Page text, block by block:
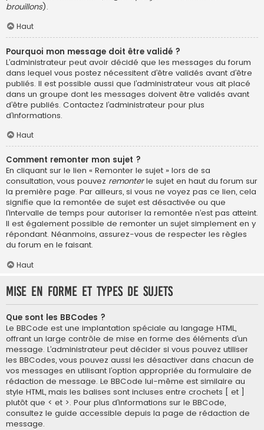
brouillons).
Haut
Pourquoi mon message doit être validé ?
L’administrateur peut avoir décidé que les messages du forum
dans lequel vous postez nécessitent d’être validés avant d’être
publiés. Il est possible aussi que l’administrateur vous ait placé
dans un groupe dont les messages doivent être validés avant
d’être publiés. Contactez l’administrateur pour plus
d’informations.
Haut
Comment remonter mon sujet ?
En cliquant sur le lien « Remonter le sujet » lors de sa
consultation, vous pouvez remonterle sujet en haut du forum sur
la première page. Par ailleurs, si vous ne voyez pas ce lien, cela
signifie que la remontée de sujet est désactivée ou que
l’intervalle de temps pour autoriser la remontée n’est pas atteint.
Il est également possible de remonter un sujet simplement en y
répondant. Néanmoins, assurez-vous de respecter les règles
du forum en le faisant.
Haut
Mise en forme et types de sujets
Que sont les BBCodes ?
Le BBCode est une implantation spéciale au langage HTML,
offrant un large contrôle de mise en forme des éléments d’un
message. L’administrateur peut décider si vous pouvez utiliser
les BBCodes, vous pouvez aussi les désactiver dans chacun de
vos messages en utilisant l’option appropriée du formulaire de
rédaction de message. Le BBCode lui-même est similaire au
style HTML, mais les balises sont incluses entre crochets [ et ]
plutôt que < et >. Pour plus d’informations sur le BBCode,
consultez le guide accessible depuis la page de rédaction de
message.